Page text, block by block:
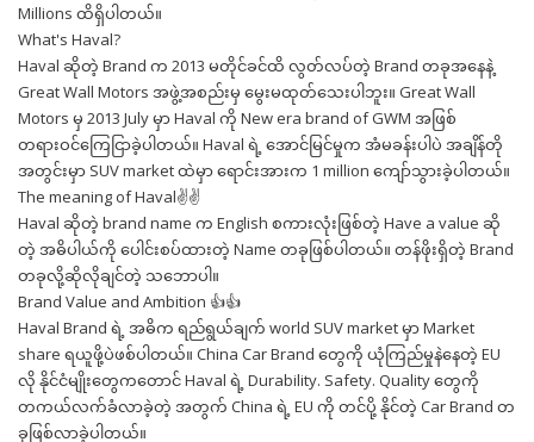
Millions ထိရှိပါတယ်။
What's Haval?
Haval ဆိုတဲ့ Brand က 2013 မတိုင်ခင်ထိ လွတ်လပ်တဲ့ Brand တခုအနေနဲ့
Great Wall Motors အဖွဲ့အစည်းမှ မွေးမထုတ်သေးပါဘူး။ Great Wall
Motors မှ 2013 July မှာ Haval ကို New era brand of GWM အဖြစ်
တရားဝင်ကြေငြာခဲ့ပါတယ်။ Haval ရဲ့ အောင်မြင်မှုက အံမခန်းပါပဲ အချိန်တို
အတွင်းမှာ SUV market ထဲမှာ ရောင်းအားက 1 million ကျော်သွားခဲ့ပါတယ်။
The meaning of Haval✌✌
Haval ဆိုတဲ့ brand name က English စကားလုံးဖြစ်တဲ့ Have a value ဆို
တဲ့ အဓိပါယ်ကို ပေါင်းစပ်ထားတဲ့ Name တခုဖြစ်ပါတယ်။ တန်ဖိုးရှိတဲ့ Brand
တခုလို့ဆိုလိုချင်တဲ့ သဘောပါ။
Brand Value and Ambition 👍👍
Haval Brand ရဲ့ အဓိက ရည်ရွယ်ချက် world SUV market မှာ Market
share ရယူဖို့ပဲဖစ်ပါတယ်။ China Car Brand တွေကို ယုံကြည်မှုနဲနေတဲ့ EU
လို နိုင်ငံမျိုးတွေကတောင် Haval ရဲ့ Durability. Safety. Quality တွေကို
တကယ်လက်ခံလာခဲ့တဲ့ အတွက် China ရဲ့ EU ကို တင်ပို့ နိုင်တဲ့ Car Brand တ
ခုဖြစ်လာခဲ့ပါတယ်။